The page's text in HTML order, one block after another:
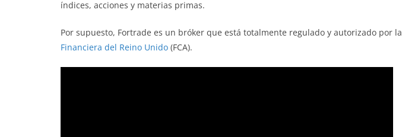
índices, acciones y materias primas.
Por supuesto, Fortrade es un bróker que está totalmente regulado y autorizado por la
Financiera del Reino Unido (FCA).